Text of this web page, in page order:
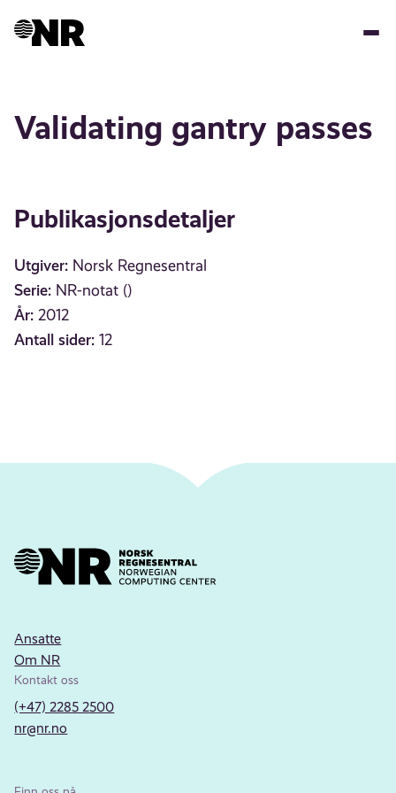
Validating gantry passes
Publikasjonsdetaljer
Utgiver: Norsk Regnesentral
Serie: NR-notat ()
År: 2012
Antall sider: 12
Ansatte
Om NR
Kontakt oss
(+47) 2285 2500
nr@nr.no